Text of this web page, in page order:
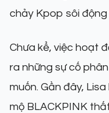
chảy Kpop sôi
Chưa kể, việc hoạt
ra những sự cố
muốn. Gần đây,
mộ BLACKPINK